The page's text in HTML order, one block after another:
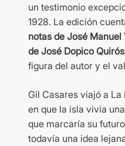
un testimonio
1928. La edición
notas de José Manuel
de José Dopico Quirós
figura del autor y el
Gil Casares viajó a
en que la isla vivía
que marcaría su
todavía una idea